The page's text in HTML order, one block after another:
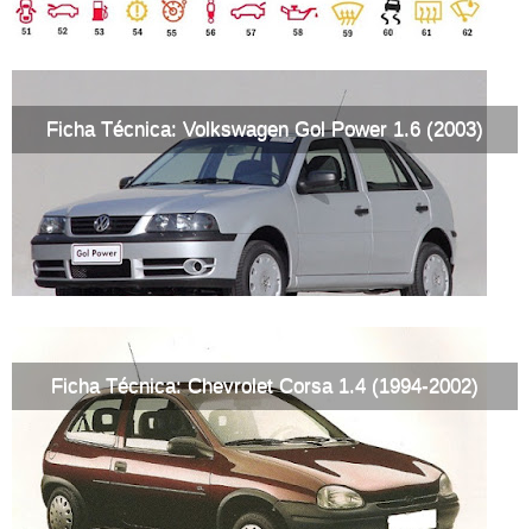
Ficha Técnica: Volkswagen Gol Power 1.6 (2003)
Ficha Técnica: Chevrolet Corsa 1.4 (1994-2002)